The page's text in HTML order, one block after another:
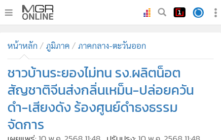
ทันเหตุการณ์
• ภาคใต้
ภูมิภาค
Online Section
• บันเทิง
• ผู้จัดการรายวัน
หน้าหลัก ภูมิภาค ภาคกลาง-ตะวันออก
ชาวบ้านระยองไม่ทน รง.ผลิตน็อต
สัญชาติจีนส่งกลิ่นเหม็น-ปล่อยควัน
ดำ-เสียงดัง ร้องศูนย์​ดำธงธรรม
จัดการ